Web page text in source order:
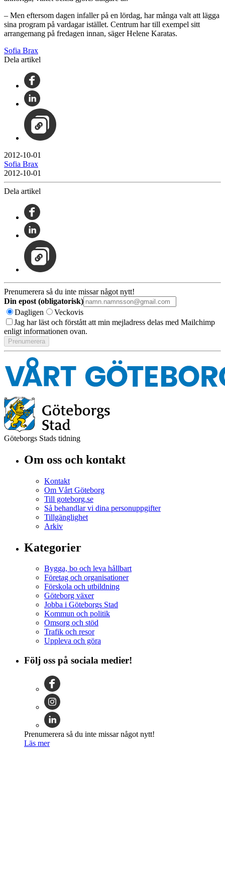
– Men eftersom dagen infaller på en lördag, har många valt att lägga
sina program på vardagar istället. Centrum har till exempel sitt
arrangemang på fredagen innan, säger Helene Karatas.
Sofia Brax
Dela artikel
2012-10-01
Sofia Brax
2012-10-01
Dela artikel
Prenumerera så du inte missar något nytt!
Din epost (obligatorisk)
Dagligen
Veckovis
Jag har läst och förstått att min mejladress delas med Mailchimp
enligt informationen ovan.
Göteborgs Stads tidning
Om oss och kontakt
Kontakt
Om Vårt Göteborg
Till goteborg.se
Så behandlar vi dina personuppgifter
Tillgänglighet
Arkiv
Kategorier
Bygga, bo och leva hållbart
Företag och organisationer
Förskola och utbildning
Göteborg växer
Jobba i Göteborgs Stad
Kommun och politik
Omsorg och stöd
Trafik och resor
Uppleva och göra
Följ oss på sociala medier!
Prenumerera så du inte missar något nytt!
Läs mer